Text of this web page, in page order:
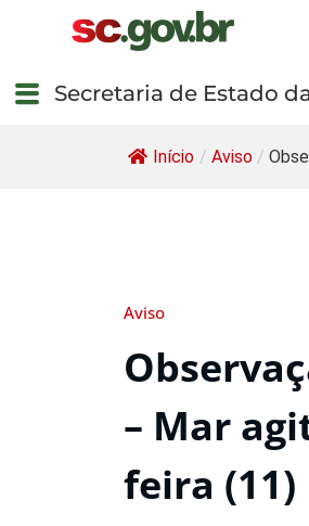
Secretaria de Estado
Início / Aviso /
Aviso
– Mar
feira (11)